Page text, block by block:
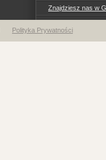
Znajdziesz nas w
Polityka Prywatności